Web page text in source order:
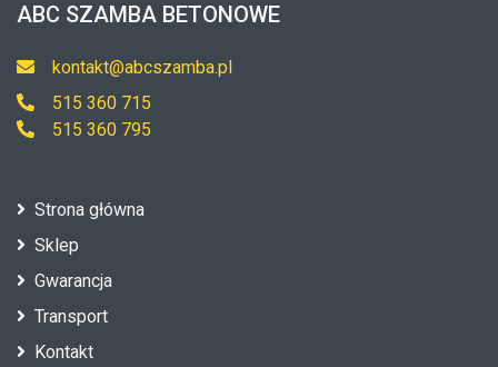
ABC SZAMBA BETONOWE
kontakt@abcszamba.pl
515 360 715
515 360 795
Strona główna
Sklep
Gwarancja
Transport
Kontakt